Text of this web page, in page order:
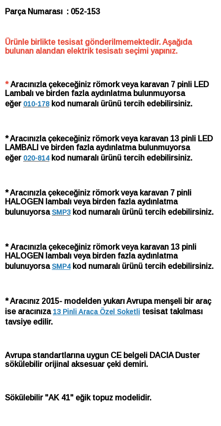
Parça Numarası : 052-153
Ürünle birlikte tesisat gönderilmemektedir. Aşağıda
bulunan alandan elektrik tesisatı seçimi yapınız.
*Aracınızla çekeceğiniz römork veya karavan 7 pinli LED
Lambalı ve birden fazla aydınlatma bulunmuyorsa
eğer 010-178 kod numaralı ürünü tercih edebilirsiniz.
* Aracınızla çekeceğiniz römork veya karavan 13 pinli LED
LAMBALI ve birden fazla aydınlatma bulunmuyorsa
eğer 020-814 kod numaralı ürünü tercih edebilirsiniz.
* Aracınızla çekeceğiniz römork veya karavan 7 pinli
HALOGEN lambalı veya birden fazla aydınlatma
bulunuyorsaSMP3 kod numaralı ürünü tercih edebilirsiniz.
* Aracınızla çekeceğiniz römork veya karavan 13 pinli
HALOGEN lambalı veya birden fazla aydınlatma
bulunuyorsaSMP4 kod numaralı ürünü tercih edebilirsiniz.
* Aracınız 2015- modelden yukarı Avrupa menşeli bir araç
ise aracınıza 13 Pinli Araca Özel Soketli tesisat takılması
tavsiye edilir.
Avrupa standartlarına uygun CE belgeli DACIA Duster
sökülebilir orijinal aksesuar çeki demiri.
Sökülebilir "AK 41" eğik topuz modelidir.